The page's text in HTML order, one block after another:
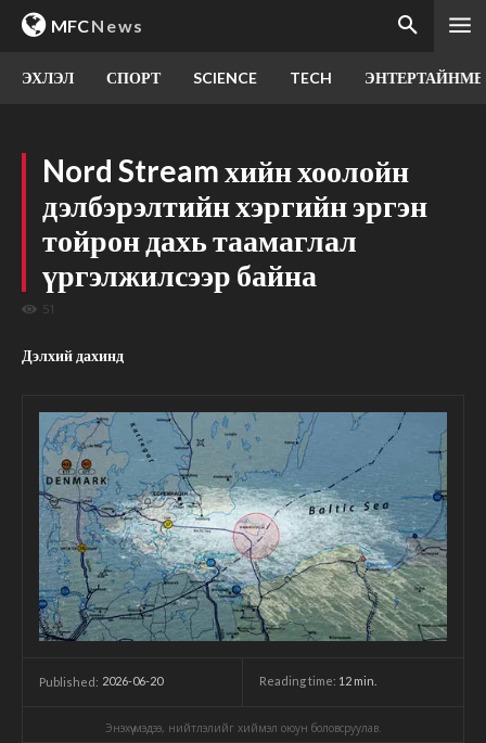
MFCNews
ЭХЛЭЛ СПОРТ SCIENCE TECH
Nord Stream хийн хоолойн
дэлбэрэлтийн хэргийн эргэн
тойрон дахь таамаглал
үргэлжилсээр байна
51
Дэлхий дахинд
Published: 2026-06-20 Reading time: 12 min.
Энэхүү мэдээ, нийтлэлийг хиймэл оюун боловсруулав.